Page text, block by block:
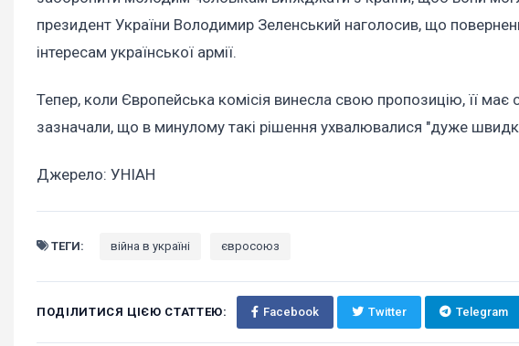
президент України Володимир Зеленський наголосив, що
інтересам української армії.
Тепер, коли Європейська комісія винесла свою пропозицію, її
зазначали, що в минулому такі рішення ухвалювалися "дуже
Джерело: УНІАН
ТЕГИ: війна в україні євросоюз
ПОДІЛИТИСЯ ЦІЄЮ СТАТТЕЮ: Facebook Twitter Telegram